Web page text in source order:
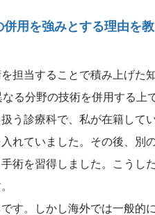
用を強みとする理由を教
担当することで積み上げた
る分野の技術を併用する上
う診療科で、私が在籍して
れていました。その後、別
術を習得しました。こうし
す。しかし海外では一般的